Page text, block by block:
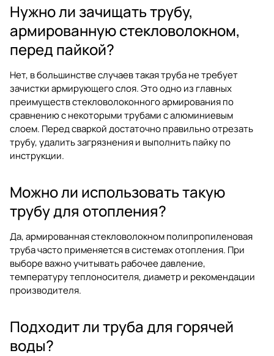
Нужно ли зачищать трубу,
армированную стекловолокном,
перед пайкой?
Нет, в большинстве случаев такая труба не требует
зачистки армирующего слоя. Это одно из главных
преимуществ стекловолоконного армирования по
сравнению с некоторыми трубами с алюминиевым
слоем. Перед сваркой достаточно правильно отрезать
трубу, удалить загрязнения и выполнить пайку по
инструкции.
Можно ли использовать такую
трубу для отопления?
Да, армированная стекловолокном полипропиленовая
труба часто применяется в системах отопления. При
выборе важно учитывать рабочее давление,
температуру теплоносителя, диаметр и рекомендации
производителя.
Подходит ли труба для горячей
воды?